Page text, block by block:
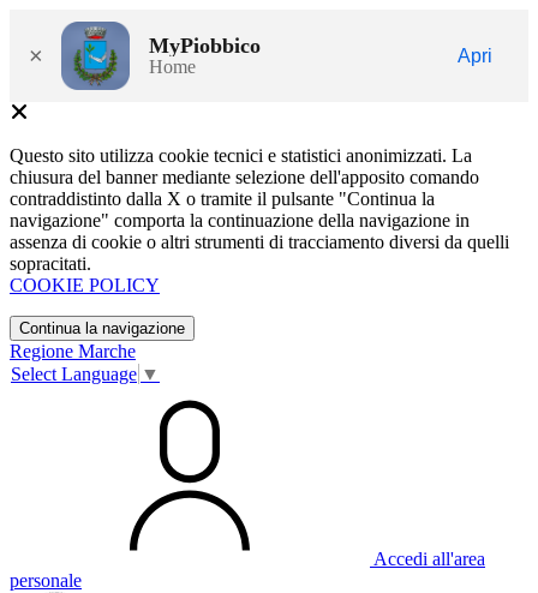
× MyPiobbico
Home
Apri
Questo sito utilizza cookie tecnici e statistici anonimizzati. La
chiusura del banner mediante selezione dell'apposito comando
contraddistinto dalla X o tramite il pulsante "Continua la
navigazione" comporta la continuazione della navigazione in
assenza di cookie o altri strumenti di tracciamento diversi da quelli
sopracitati.
COOKIE POLICY
Continua la navigazione
Regione Marche
Select Language ▼
Accedi all'area
personale